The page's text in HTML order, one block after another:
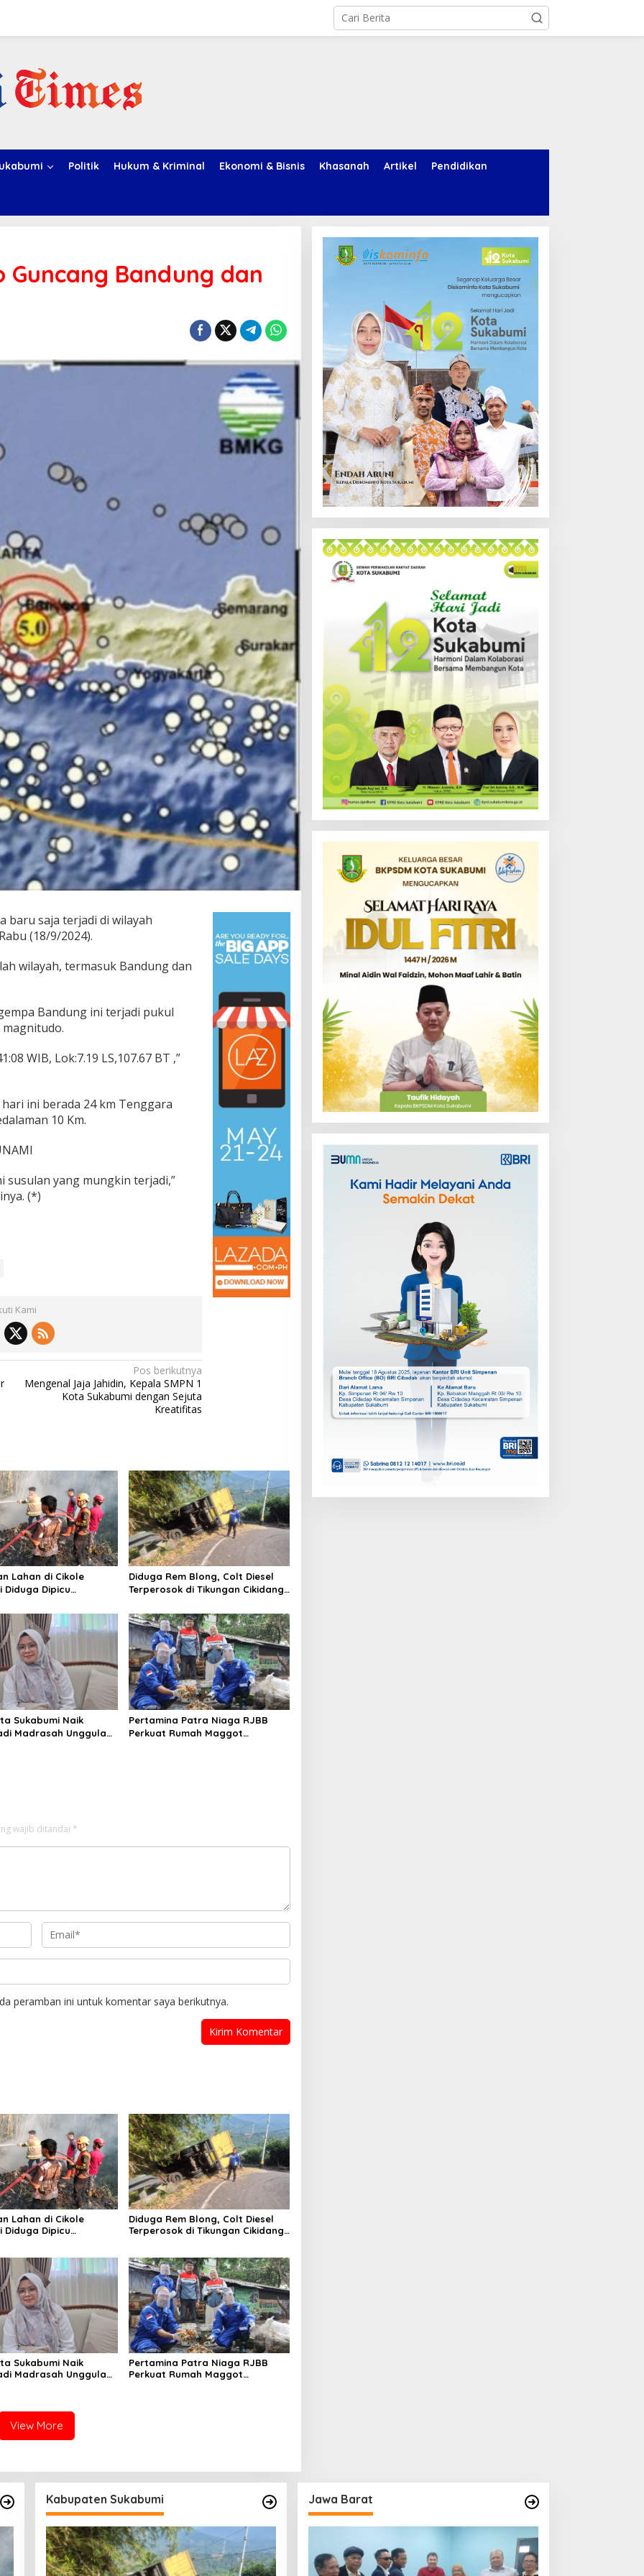
Politik Hukum & Kriminal Ekonomi & Bisnis Khasanah Artikel Pendidikan
Guncang Bandung dan
baru saja terjadi di wilayah
(18/9/2024).
wilayah, termasuk Bandung dan
Bandung ini terjadi pukul
magnitudo.
WIB, Lok:7.19 LS,107.67 BT ,”
ini berada 24 km Tenggara
10 Km.
susulan yang mungkin terjadi,”
(*)
Kami
Pos berikutnya
Mengenal Jaja Jahidin, Kepala SMPN 1
Kota Sukabumi dengan Sejuta
Kreatifitas
Lahan di Cikole
Diduga Dipicu
ke Permukiman
Diduga Rem Blong, Colt Diesel
Terperosok di Tikungan Cikidang
Sukabumi Naik
Madrasah Unggulan,
Pertamina Patra Niaga RJBB
Perkuat Rumah Maggot
wajib ditandai *
peramban ini untuk komentar saya berikutnya.
Lahan di Cikole
Diduga Dipicu
Diduga Rem Blong, Colt Diesel
Terperosok di Tikungan Cikidang
Sukabumi Naik
Madrasah Unggulan,
SK
Pertamina Patra Niaga RJBB
Perkuat Rumah Maggot
View More
Kabupaten Sukabumi Jawa Barat